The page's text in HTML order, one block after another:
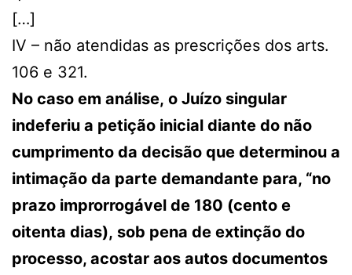
[…]
IV – não atendidas as prescrições dos arts.
106 e 321.
No caso em análise, o Juízo singular
indeferiu a petição inicial diante do não
cumprimento da decisão que determinou a
intimação da parte demandante para, “no
prazo improrrogável de 180 (cento e
oitenta dias), sob pena de extinção do
processo, acostar aos autos documentos